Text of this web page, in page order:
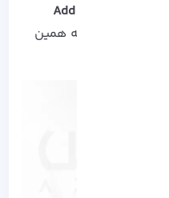
گزینه
Add New
را تایپ کنید، تا به همین
کنید.